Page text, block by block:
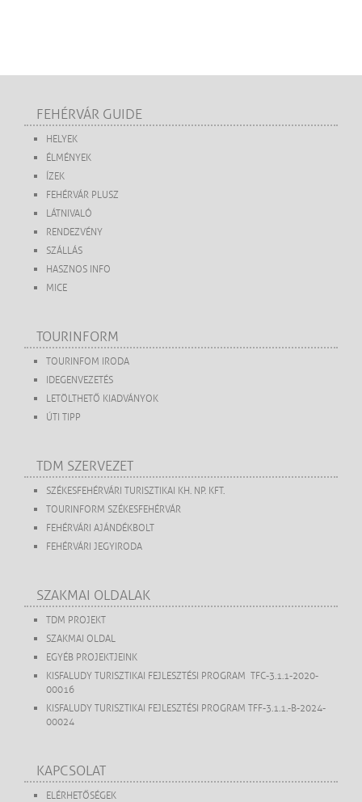
FEHÉRVÁR GUIDE
HELYEK
ÉLMÉNYEK
ÍZEK
FEHÉRVÁR PLUSZ
LÁTNIVALÓ
RENDEZVÉNY
SZÁLLÁS
HASZNOS INFO
MICE
TOURINFORM
TOURINFOM IRODA
IDEGENVEZETÉS
LETÖLTHETŐ KIADVÁNYOK
ÚTI TIPP
TDM SZERVEZET
SZÉKESFEHÉRVÁRI TURISZTIKAI KH. NP. KFT.
TOURINFORM SZÉKESFEHÉRVÁR
FEHÉRVÁRI AJÁNDÉKBOLT
FEHÉRVÁRI JEGYIRODA
SZAKMAI OLDALAK
TDM PROJEKT
SZAKMAI OLDAL
EGYÉB PROJEKTJEINK
KISFALUDY TURISZTIKAI FEJLESZTÉSI PROGRAM TFC-3.1.1-2020-
00016
KISFALUDY TURISZTIKAI FEJLESZTÉSI PROGRAM TFF-3.1.1.-B-2024-
00024
KAPCSOLAT
ELÉRHETŐSÉGEK